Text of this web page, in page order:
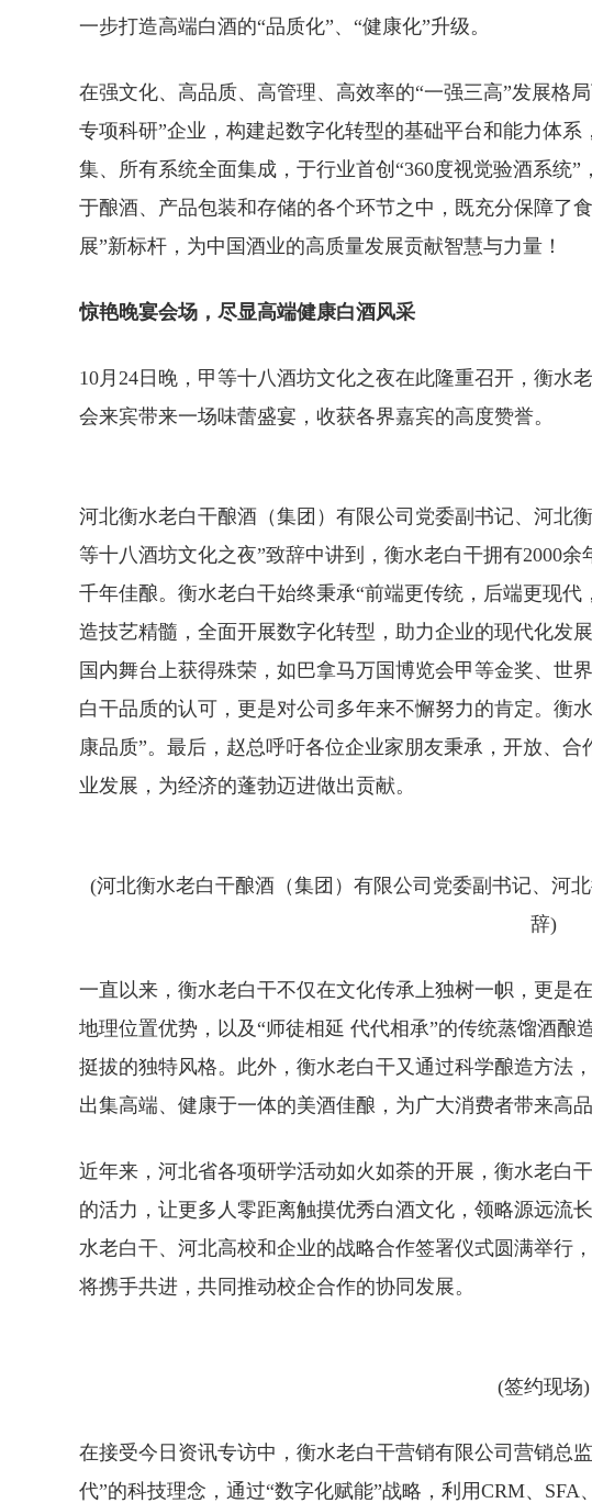
一步打造高端白酒的“品质化”、“健康化”升级。
在强文化、高品质、高管理、高效率的“一强三高”发展格
专项科研”企业，构建起数字化转型的基础平台和能力体
集、所有系统全面集成，于行业首创“360度视觉验酒系统
于酿酒、产品包装和存储的各个环节之中，既充分保障了
展”新标杆，为中国酒业的高质量发展贡献智慧与力量！
惊艳晚宴会场，尽显高端健康白酒风采
10月24日晚，甲等十八酒坊文化之夜在此隆重召开，衡水
会来宾带来一场味蕾盛宴，收获各界嘉宾的高度赞誉。
河北衡水老白干酿酒（集团）有限公司党委副书记、河北
等十八酒坊文化之夜”致辞中讲到，衡水老白干拥有2000
千年佳酿。衡水老白干始终秉承“前端更传统，后端更现
造技艺精髓，全面开展数字化转型，助力企业的现代化发
国内舞台上获得殊荣，如巴拿马万国博览会甲等金奖、世
白干品质的认可，更是对公司多年来不懈努力的肯定。衡
康品质”。最后，赵总呼吁各位企业家朋友秉承，开放、
业发展，为经济的蓬勃迈进做出贡献。
(河北衡水老白干酿酒（集团）有限公司党委副书记、河
辞)
一直以来，衡水老白干不仅在文化传承上独树一帜，更是
地理位置优势，以及“师徒相延 代代相承”的传统蒸馏酒酿
挺拔的独特风格。此外，衡水老白干又通过科学酿造方法
出集高端、健康于一体的美酒佳酿，为广大消费者带来高
近年来，河北省各项研学活动如火如荼的开展，衡水老白
的活力，让更多人零距离触摸优秀白酒文化，领略源远流
水老白干、河北高校和企业的战略合作签署仪式圆满举行
将携手共进，共同推动校企合作的协同发展。
(签约现场)
在接受今日资讯专访中，衡水老白干营销有限公司营销总
代”的科技理念，通过“数字化赋能”战略，利用CRM、